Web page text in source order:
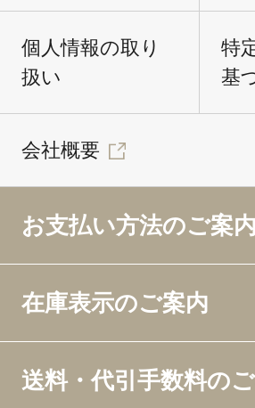
個人情報の取り
扱い
特
基
会社概要
お支払い方法のご案内
在庫表示のご案内
送料・代引手数料の